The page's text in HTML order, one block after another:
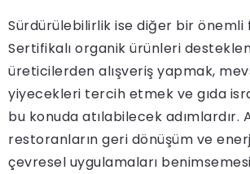
Sürdürülebilirlik ise diğer bir önemli
Sertifikalı organik ürünleri
üreticilerden alışveriş yapmak,
yiyecekleri tercih etmek ve gıda
bu konuda atılabilecek adımlardır.
restoranların geri dönüşüm ve
çevresel uygulamaları